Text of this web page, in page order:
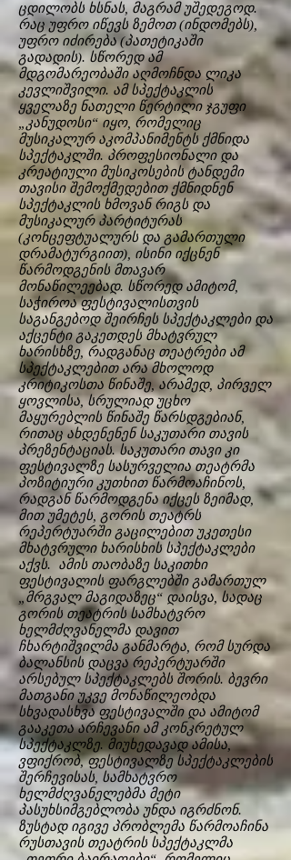
ცდილობს ხსნას, მაგრამ უშედეგოდ.
რაც უფრო იწევს ზემოთ (ინდომებს),
უფრო იძირება (პათეტიკაში
გადადის). სწორედ ამ
მდგომარეობაში აღმოჩნდა ლიკა
კევლიშვილი. ამ სპექტაკლის
ყველაზე ნათელი წერტილი ჯგუფი
„კანუდოსი“ იყო, რომელიც
მუსიკალურ აკომპანიმენტს ქმნიდა
სპექტაკლში. პროფესიონალი და
კრეატიული მუსიკოსების ტანდემი
თავისი შემოქმედებით ქმნიდნენ
სპექტაკლის ხმოვან რიგს და
მუსიკალურ პარტიტურას
(კონცეფტუალურს და გამართული
დრამატურგიით), ისინი იქცნენ
წარმოდგენის მთავარ
მონაწილეებად. სწორედ ამიტომ,
საჭიროა ფესტივალისთვის
საგანგებოდ შეირჩეს სპექტაკლები და
აქცენტი გაკეთდეს მხატვრულ
ხარისხზე, რადგანაც თეატრები ამ
სპექტაკლებით არა მხოლოდ
კრიტიკოსთა წინაშე, არამედ, პირველ
ყოვლისა, სრულიად უცხო
მაყურებლის წინაშე წარსდგებიან,
რითაც ახდენენენ საკუთარი თავის
პრეზენტაციას. საკუთარი თავი კი
ფესტივალზე სასურველია თეატრმა
პოზიტიური კუთხით წარმოაჩინოს,
რადგან წარმოდგენა იქცეს ზეიმად,
მით უმეტეს, გორის თეატრს
რეპერტუარში გაცილებით უკეთესი
მხატვრული ხარისხის სპექტაკლები
აქვს. ამის თაობაზე საკითხი
ფესტივალის ფარგლებში გამართულ
„მრგვალ მაგიდაზეც“ დაისვა, სადაც
გორის თეატრის სამხატვრო
ხელმძღვანელმა დავით
ჩხარტიშვილმა განმარტა, რომ სურდა
ბალანსის დაცვა რეპერტუარში
არსებულ სპექტაკლებს შორის. ბევრი
მათგანი უკვე მონაწილეობდა
სხვადასხვა ფესტივალში და ამიტომ
გააკეთა არჩევანი ამ კონკრეტულ
სპექტაკლზე. მიუხედავად ამისა,
ვფიქრობ, ფესტივალზე სპექტაკლების
შერჩევისას, სამხატვრო
ხელმძღვანელებმა მეტი
პასუხსიმგებლობა უნდა იგრძნონ.
ზუსტად იგივე პრობლემა წარმოაჩინა
რუსთავის თეატრის სპექტაკლმა